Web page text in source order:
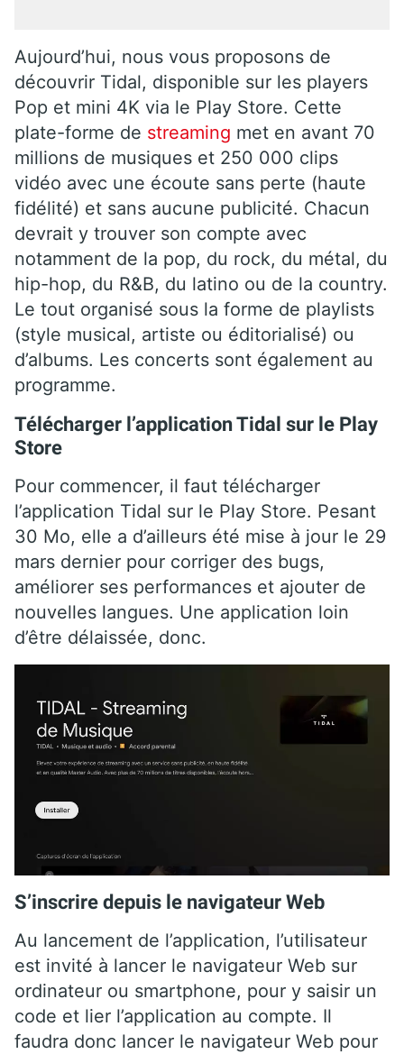
Aujourd’hui, nous vous proposons de
découvrir Tidal, disponible sur les players
Pop et mini 4K via le Play Store. Cette
plate-forme de streaming met en avant 70
millions de musiques et 250 000 clips
vidéo avec une écoute sans perte (haute
fidélité) et sans aucune publicité. Chacun
devrait y trouver son compte avec
notamment de la pop, du rock, du métal, du
hip-hop, du R&B, du latino ou de la country.
Le tout organisé sous la forme de playlists
(style musical, artiste ou éditorialisé) ou
d’albums. Les concerts sont également au
programme.
Télécharger l’application Tidal sur le Play
Store
Pour commencer, il faut télécharger
l’application Tidal sur le Play Store. Pesant
30 Mo, elle a d’ailleurs été mise à jour le 29
mars dernier pour corriger des bugs,
améliorer ses performances et ajouter de
nouvelles langues. Une application loin
d’être délaissée, donc.
S’inscrire depuis le navigateur Web
Au lancement de l’application, l’utilisateur
est invité à lancer le navigateur Web sur
ordinateur ou smartphone, pour y saisir un
code et lier l’application au compte. Il
faudra donc lancer le navigateur Web pour